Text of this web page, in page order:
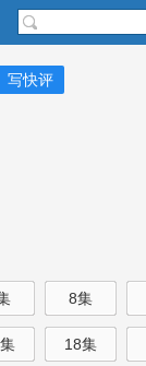
写快评
8集
18集